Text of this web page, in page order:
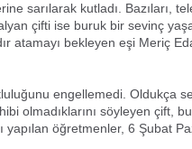
sarılarak kutladı. Bazıları,
çifti ise buruk bir sevinç
atamayı bekleyen eşi Meriç
engellemedi. Oldukça
olmadıklarını söyleyen çift,
yapılan öğretmenler, 6 Şubat